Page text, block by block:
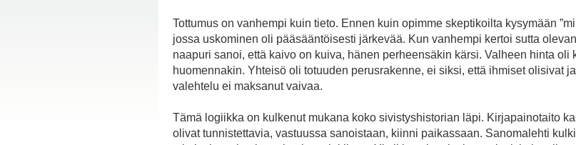
Tottumus on vanhempi kuin tieto. Ennen kuin opimme skeptikoilta kysymään
jossa uskominen oli pääsääntöisesti järkevää. Kun vanhempi kertoi sutta
naapuri sanoi, että kaivo on kuiva, hänen perheensäkin kärsi. Valheen hinta oli
huomennakin. Yhteisö oli totuuden perusrakenne, ei siksi, että ihmiset olisivat
valehtelu ei maksanut vaivaa.
Tämä logiikka on kulkenut mukana koko sivistyshistorian läpi. Kirjapainotaito
olivat tunnistettavia, vastuussa sanoistaan, kiinni paikassaan. Sanomalehti